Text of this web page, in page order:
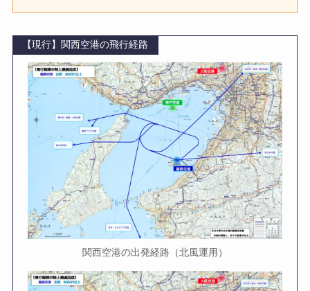
【現行】関西空港の飛行経路
関西空港の出発経路（北風運用）